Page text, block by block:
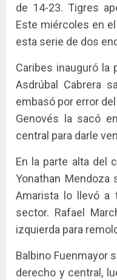
de 14-23. Tigres
Este miércoles en
esta serie de dos
Caribes inauguró la
Asdrúbal Cabrera
embasó por error
Genovés la sacó
central para darle
En la parte alta del
Yonathan Mendoza
Amarista lo llevó a
sector. Rafael
izquierda para
Balbino Fuenmayor
derecho y central,